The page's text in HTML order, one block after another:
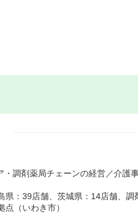
・調剤薬局チェーンの経営／介護
県：39店舗、茨城県：14店舗、
（いわき市）